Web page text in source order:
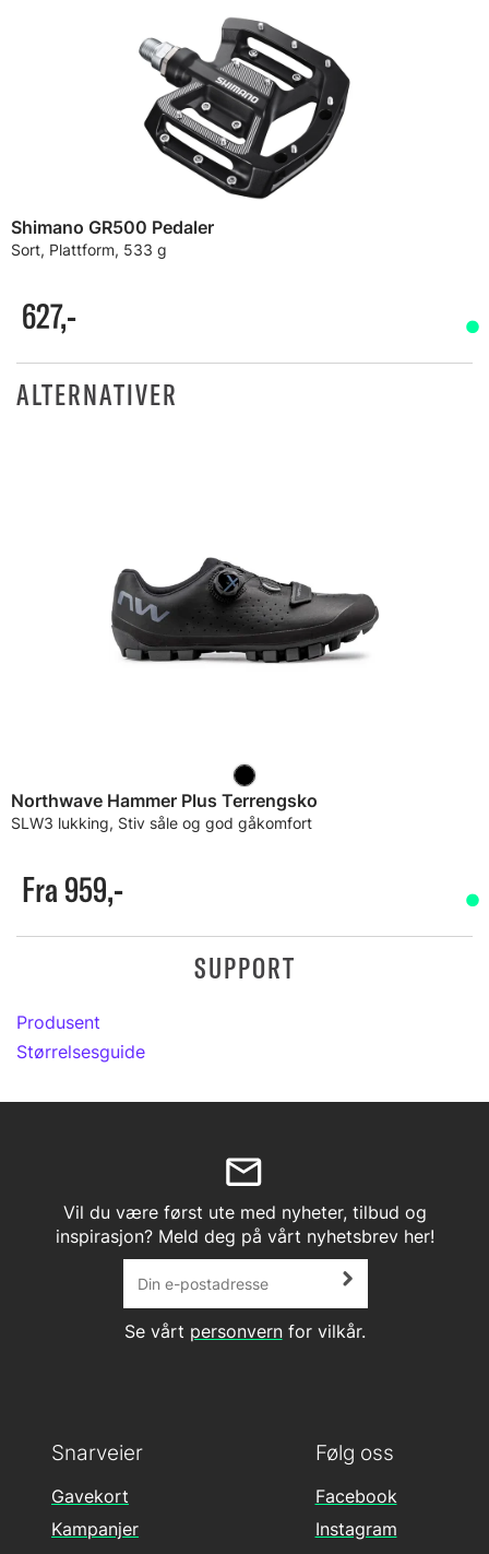
Shimano GR500 Pedaler
Sort, Plattform, 533 g
627,-
ALTERNATIVER
Northwave Hammer Plus Terrengsko
SLW3 lukking, Stiv såle og god gåkomfort
Fra 959,-
SUPPORT
Produsent
Størrelsesguide
Vil du være først ute med nyheter, tilbud og
inspirasjon? Meld deg på vårt nyhetsbrev her!
Se vårt personvernfor vilkår.
Følg oss
Facebook
Instagram
Snarveier
Gavekort
Kampanjer